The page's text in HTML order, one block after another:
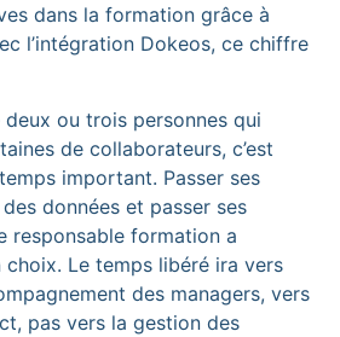
dans la formation grâce à
l’intégration Dokeos, ce chiffre
ou trois personnes qui
de collaborateurs, c’est
important. Passer ses
données et passer ses
responsable formation a
Le temps libéré ira vers
des managers, vers
pas vers la gestion des